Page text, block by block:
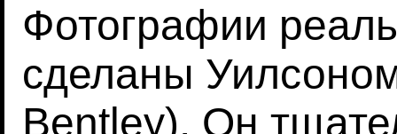
Фотографии
сделаны
Bentley). Он